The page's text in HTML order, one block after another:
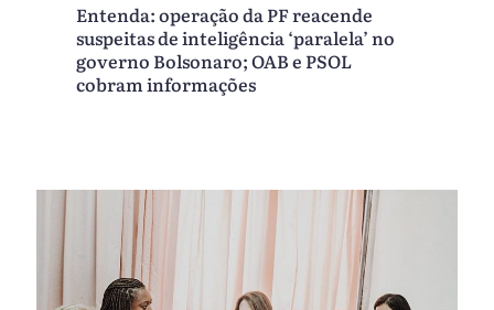
Entenda: operação da PF reacende
suspeitas de inteligência ‘paralela’ no
governo Bolsonaro; OAB e PSOL
cobram informações